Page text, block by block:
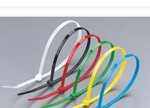
Co., Ltd.